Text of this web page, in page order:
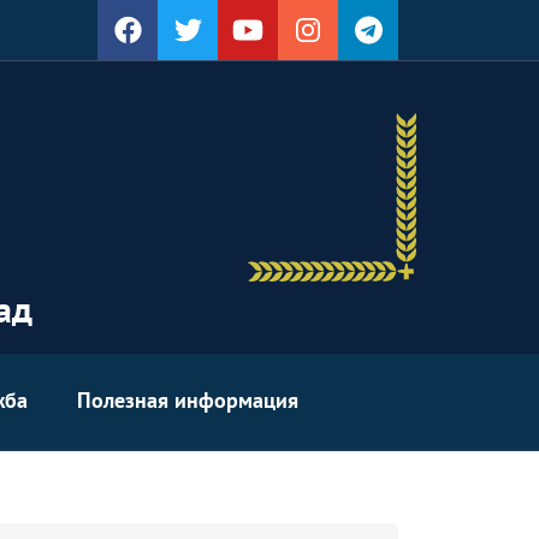
Полезная информация